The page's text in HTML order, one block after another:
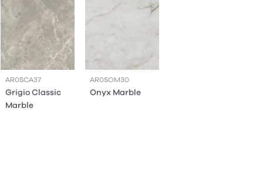
AR0SCA37
Grigio Classic
Marble
AR0SOM30
Onyx Marble